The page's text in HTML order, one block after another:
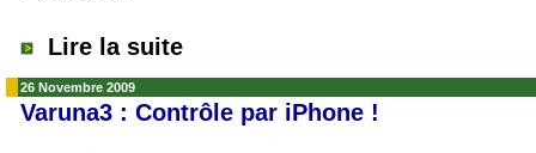
Lire la suite
26 Novembre 2009
Varuna3 : Contrôle par iPhone !